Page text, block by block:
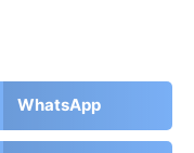
WhatsApp